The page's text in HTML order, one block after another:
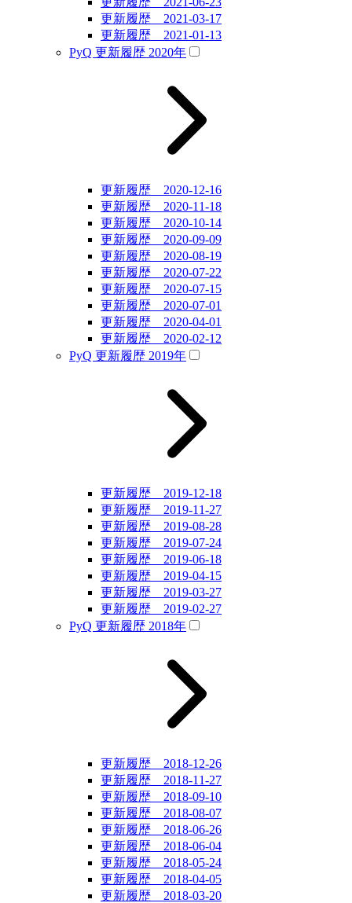
更新履歴 2021-03-17
更新履歴 2021-01-13
PyQ 更新履歴 2020年
更新履歴 2020-12-16
更新履歴 2020-11-18
更新履歴 2020-10-14
更新履歴 2020-09-09
更新履歴 2020-08-19
更新履歴 2020-07-22
更新履歴 2020-07-15
更新履歴 2020-07-01
更新履歴 2020-04-01
更新履歴 2020-02-12
PyQ 更新履歴 2019年
更新履歴 2019-12-18
更新履歴 2019-11-27
更新履歴 2019-08-28
更新履歴 2019-07-24
更新履歴 2019-06-18
更新履歴 2019-04-15
更新履歴 2019-03-27
更新履歴 2019-02-27
PyQ 更新履歴 2018年
更新履歴 2018-12-26
更新履歴 2018-11-27
更新履歴 2018-09-10
更新履歴 2018-08-07
更新履歴 2018-06-26
更新履歴 2018-06-04
更新履歴 2018-05-24
更新履歴 2018-04-05
更新履歴 2018-03-20